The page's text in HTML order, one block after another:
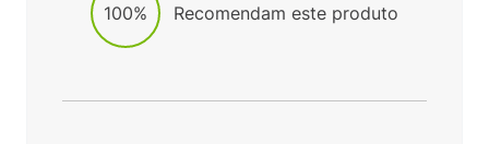
100% Recomendam este produto